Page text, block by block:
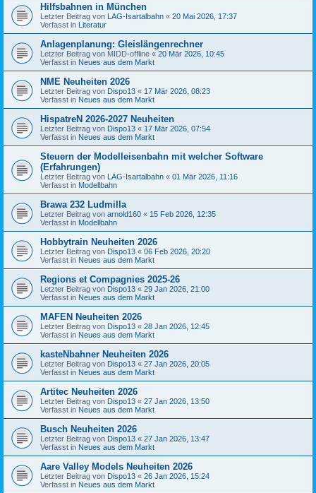
Hilfsbahnen in München
Letzter Beitrag von LAG-Isartalbahn « 20 Mai 2026, 17:37
Verfasst in Literatur
Anlagenplanung: Gleislängenrechner
Letzter Beitrag von MIDD-offline « 20 Mär 2026, 10:45
Verfasst in Neues aus dem Markt
NME Neuheiten 2026
Letzter Beitrag von Dispo13 « 17 Mär 2026, 08:23
Verfasst in Neues aus dem Markt
HispatreN 2026-2027 Neuheiten
Letzter Beitrag von Dispo13 « 17 Mär 2026, 07:54
Verfasst in Neues aus dem Markt
Steuern der Modelleisenbahn mit welcher Software
(Erfahrungen)
Letzter Beitrag von LAG-Isartalbahn « 01 Mär 2026, 11:16
Verfasst in Modellbahn
Brawa 232 Ludmilla
Letzter Beitrag von arnold160 « 15 Feb 2026, 12:35
Verfasst in Modellbahn
Hobbytrain Neuheiten 2026
Letzter Beitrag von Dispo13 « 06 Feb 2026, 20:20
Verfasst in Neues aus dem Markt
Regions et Compagnies 2025-26
Letzter Beitrag von Dispo13 « 29 Jan 2026, 21:00
Verfasst in Neues aus dem Markt
MAFEN Neuheiten 2026
Letzter Beitrag von Dispo13 « 28 Jan 2026, 12:45
Verfasst in Neues aus dem Markt
kasteNbahner Neuheiten 2026
Letzter Beitrag von Dispo13 « 27 Jan 2026, 20:05
Verfasst in Neues aus dem Markt
Artitec Neuheiten 2026
Letzter Beitrag von Dispo13 « 27 Jan 2026, 13:50
Verfasst in Neues aus dem Markt
Busch Neuheiten 2026
Letzter Beitrag von Dispo13 « 27 Jan 2026, 13:47
Verfasst in Neues aus dem Markt
Aare Valley Models Neuheiten 2026
Letzter Beitrag von Dispo13 « 26 Jan 2026, 15:24
Verfasst in Neues aus dem Markt